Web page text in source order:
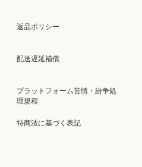
返品ポリシー
配送遅延補償
プラットフォーム苦情・紛争処
理規程
特商法に基づく表記